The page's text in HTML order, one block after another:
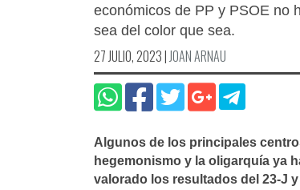
económicos de PP y PSOE no
sea del color que sea.
27 JULIO, 2023|JOAN ARNAU
Algunos de los principales
hegemonismo y la oligarquía ya
valorado los resultados del 23-J y